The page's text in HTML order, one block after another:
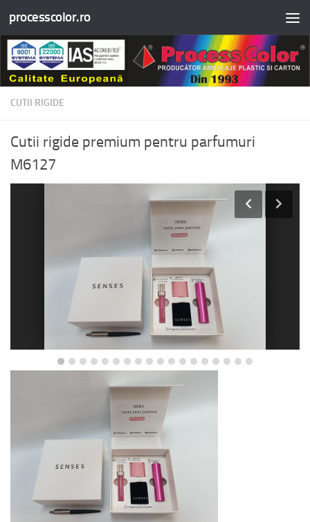
Skip to content
processcolor.ro
CUTII RIGIDE
Cutii rigide premium pentru parfumuri
M6127